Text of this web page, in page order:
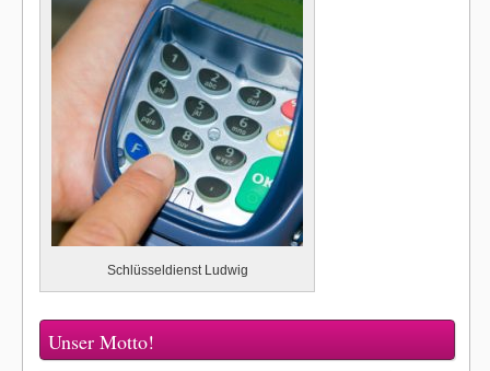
Schlüsseldienst Ludwig
Unser Motto!